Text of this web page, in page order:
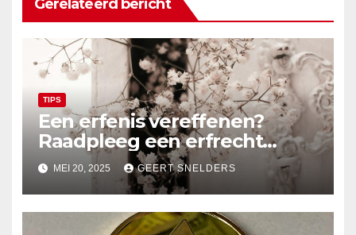
Gerelateerd bericht
TIPS
Een erfenis vereffenen?
Raadpleeg een erfrecht
advocaat
MEI 20, 2025 GEERT SNELDERS